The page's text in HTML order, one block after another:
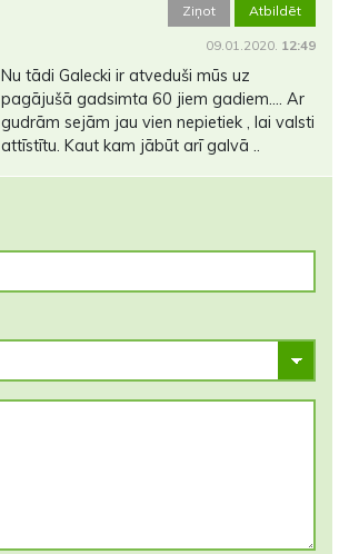
Ziņot Atbildēt
09.01.2020. 12:49
Nu tādi Galecki ir atveduši mūs uz
pagājušā gadsimta 60 jiem gadiem.... Ar
gudrām sejām jau vien nepietiek , lai valsti
attīstītu. Kaut kam jābūt arī galvā ..